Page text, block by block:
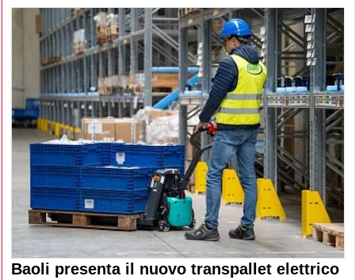
Baoli presenta il nuovo transpallet elettrico